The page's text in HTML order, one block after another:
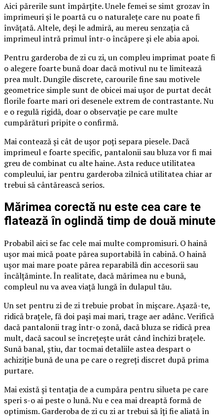
Aici părerile sunt împărțite. Unele femei se simt grozav în
imprimeuri și le poartă cu o naturalețe care nu poate fi
învățată. Altele, deși le admiră, au mereu senzația că
imprimeul intră primul într-o încăpere și ele abia apoi.
Pentru garderoba de zi cu zi, un compleu imprimat poate fi
o alegere foarte bună doar dacă motivul nu te limitează
prea mult. Dungile discrete, carourile fine sau motivele
geometrice simple sunt de obicei mai ușor de purtat decât
florile foarte mari ori desenele extrem de contrastante. Nu
e o regulă rigidă, doar o observație pe care multe
cumpărături pripite o confirmă.
Mai contează și cât de ușor poți separa piesele. Dacă
imprimeul e foarte specific, pantalonii sau bluza vor fi mai
greu de combinat cu alte haine. Asta reduce utilitatea
compleului, iar pentru garderoba zilnică utilitatea chiar ar
trebui să cântărească serios.
Mărimea corectă nu este cea care te
flatează în oglindă timp de două minute
Probabil aici se fac cele mai multe compromisuri. O haină
ușor mai mică poate părea suportabilă în cabină. O haină
ușor mai mare poate părea reparabilă din accesorii sau
încălțăminte. În realitate, dacă mărimea nu e bună,
compleul nu va avea viață lungă în dulapul tău.
Un set pentru zi de zi trebuie probat în mișcare. Așază-te,
ridică brațele, fă doi pași mai mari, trage aer adânc. Verifică
dacă pantalonii trag într-o zonă, dacă bluza se ridică prea
mult, dacă sacoul se încrețește urât când închizi brațele.
Sună banal, știu, dar tocmai detaliile astea despart o
achiziție bună de una pe care o regreți discret după prima
purtare.
Mai există și tentația de a cumpăra pentru silueta pe care
speri s-o ai peste o lună. Nu e cea mai dreaptă formă de
optimism. Garderoba de zi cu zi ar trebui să îți fie aliată în